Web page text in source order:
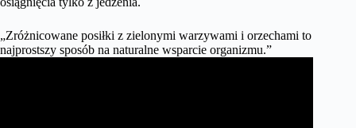
„Zróżnicowane posiłki z zielonymi warzywami i orzechami to
najprostszy sposób na naturalne wsparcie organizmu.”